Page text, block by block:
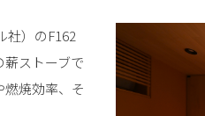
社）のF162
ストーブで
焼効率、そ